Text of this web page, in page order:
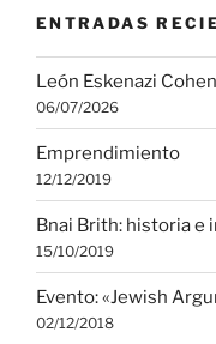
ENTRADAS
León Eskenazi
06/07/2026
Emprendimiento
12/12/2019
Bnai Brith: historia e
15/10/2019
Evento: «Jewish
02/12/2018